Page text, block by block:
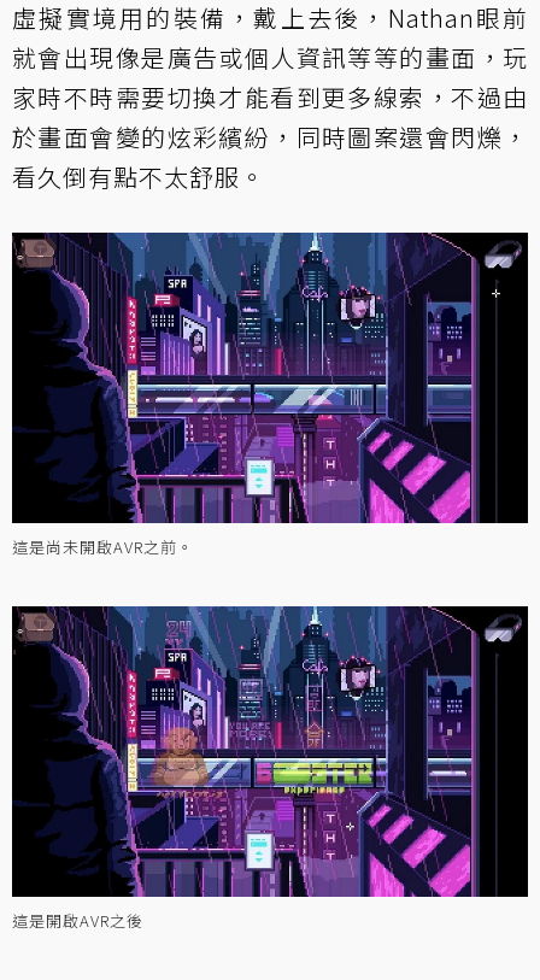
虛擬實境用的裝備，戴上去後，Nathan眼前
就會出現像是廣告或個人資訊等等的畫面，玩
家時不時需要切換才能看到更多線索，不過由
於畫面會變的炫彩繽紛，同時圖案還會閃爍，
看久倒有點不太舒服。
這是尚未開啟AVR之前。
這是開啟AVR之後